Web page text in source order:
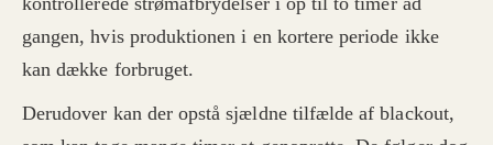
gangen, hvis produktionen i en kortere periode ikke
kan dække forbruget.
Derudover kan der opstå sjældne tilfælde af blackout,